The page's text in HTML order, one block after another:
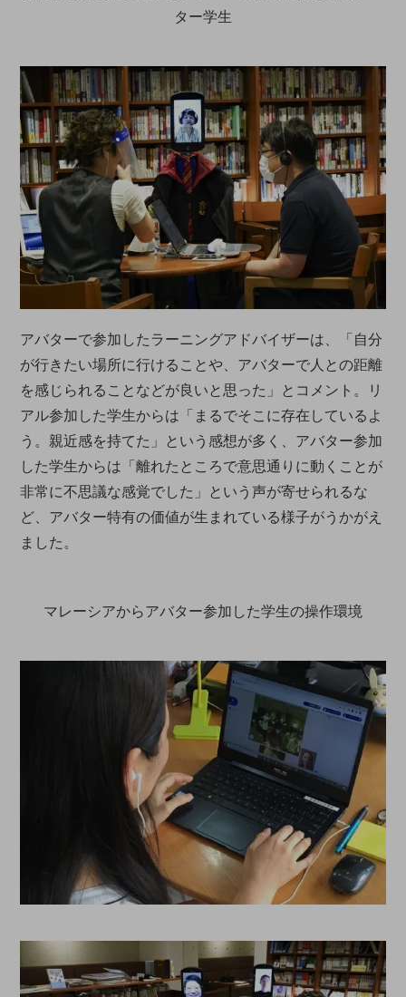
ター学生
アバターで参加したラーニングアドバイザーは、「自分
が行きたい場所に行けることや、アバターで人との距離
を感じられることなどが良いと思った」とコメント。リ
アル参加した学生からは「まるでそこに存在しているよ
う。親近感を持てた」という感想が多く、アバター参加
した学生からは「離れたところで意思通りに動くことが
非常に不思議な感覚でした」という声が寄せられるな
ど、アバター特有の価値が生まれている様子がうかがえ
ました。
マレーシアからアバター参加した学生の操作環境